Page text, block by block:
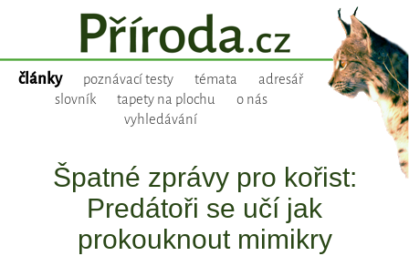
články poznávací testy témata
adresář
slovník
tapety na plochu
o nás
vyhledávání
Špatné zprávy pro kořist:
Predátoři se učí jak
prokouknout mimikry